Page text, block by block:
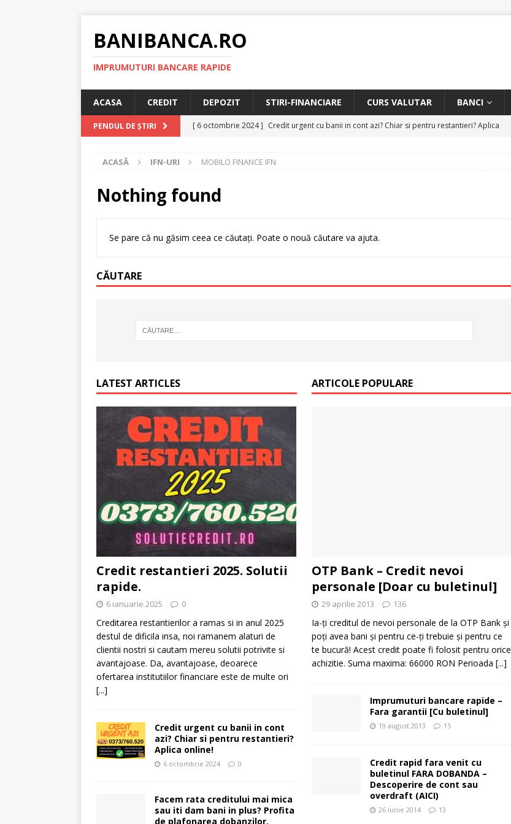
BANIBANCA.RO
IMPRUMUTURI BANCARE RAPIDE
ACASA CREDIT DEPOZIT STIRI-FINANCIARE CURS VALUTAR BANCI
PENDUL DE ȘTIRI [ 6 octombrie 2024 ] Credit urgent cu banii in cont azi? Chiar si pentru restantieri? Aplica
[ 8 septembrie 2024 ] Facem rata creditului mai mica sau iti dam bani in plus? Profita de
plafonarea dobanzilor.
ACASĂ IFN-URI MOBILO FINANCE IFN
Nothing found
Se pare că nu găsim ceea ce căutați. Poate o nouă căutare va ajuta.
CĂUTARE
LATEST ARTICLES
Credit restantieri 2025. Solutii
rapide.
6 ianuarie 2025 0
Creditarea restantierilor a ramas si in anul 2025
destul de dificila insa, noi ramanem alaturi de
clientii nostri si cautam mereu solutii potrivite si
avantajoase. Da, avantajoase, deoarece
ofertarea institutiilor financiare este de multe ori
[...]
Credit urgent cu banii in cont
azi? Chiar si pentru restantieri?
Aplica online!
6 octombrie 2024 0
Facem rata creditului mai mica
sau iti dam bani in plus? Profita
de plafonarea dobanzilor.
ARTICOLE POPULARE
OTP Bank – Credit nevoi
personale [Doar cu buletinul]
29 aprilie 2013 136
Ia-ți creditul de nevoi personale de la OTP Bank și
poți avea bani și pentru ce-ți trebuie și pentru ce
te bucură! Acest credit poate fi folosit pentru orice
achizitie. Suma maxima: 66000 RON Perioada [...]
Imprumuturi bancare rapide –
Fara garantii [Cu buletinul]
19 august 2013 15
Credit rapid fara venit cu
buletinul FARA DOBANDA –
Descoperire de cont sau
overdraft (AICI)
26 iunie 2014 13